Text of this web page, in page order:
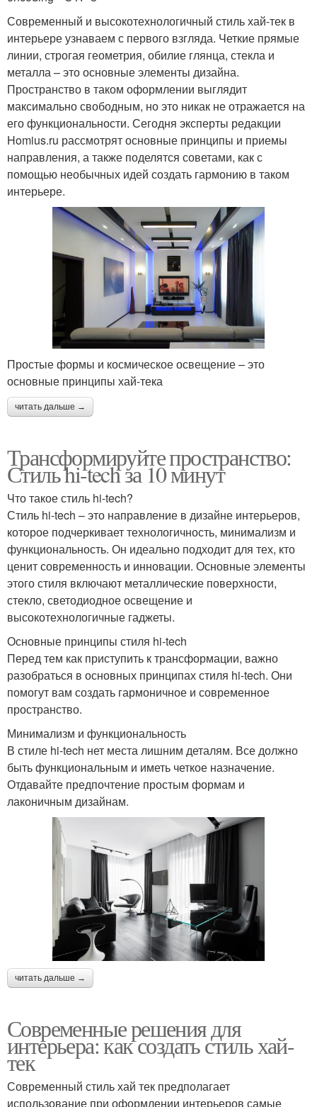
Современный и высокотехнологичный стиль хай-тек в
интерьере узнаваем с первого взгляда. Четкие прямые
линии, строгая геометрия, обилие глянца, стекла и
металла – это основные элементы дизайна.
Пространство в таком оформлении выглядит
максимально свободным, но это никак не отражается на
его функциональности. Сегодня эксперты редакции
Homius.ru рассмотрят основные принципы и приемы
направления, а также поделятся советами, как с
помощью необычных идей создать гармонию в таком
интерьере.
Простые формы и космическое освещение – это
основные принципы хай-тека
читать дальше →
Трансформируйте пространство:
Стиль hi-tech за 10 минут
Что такое стиль hi-tech?
Стиль hi-tech – это направление в дизайне интерьеров,
которое подчеркивает технологичность, минимализм и
функциональность. Он идеально подходит для тех, кто
ценит современность и инновации. Основные элементы
этого стиля включают металлические поверхности,
стекло, светодиодное освещение и
высокотехнологичные гаджеты.
Основные принципы стиля hi-tech
Перед тем как приступить к трансформации, важно
разобраться в основных принципах стиля hi-tech. Они
помогут вам создать гармоничное и современное
пространство.
Минимализм и функциональность
В стиле hi-tech нет места лишним деталям. Все должно
быть функциональным и иметь четкое назначение.
Отдавайте предпочтение простым формам и
лаконичным дизайнам.
читать дальше →
Современные решения для
интерьера: как создать стиль хай-
тек
Современный стиль хай тек предполагает
использование при оформлении интерьеров самые